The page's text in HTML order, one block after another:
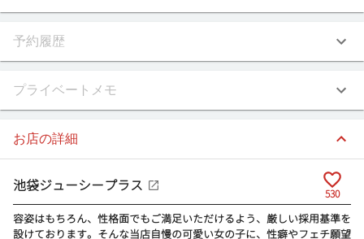
予約履歴
プライベートメモ
お店の詳細
池袋ジューシープラス 530
容姿はもちろん、性格面でもご満足いただけるよう、厳しい採用基準を
設けております。そんな当店自慢の可愛い女の子に、性癖やフェチ願望